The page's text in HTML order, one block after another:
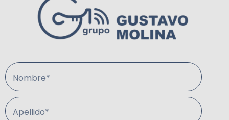
Nombre*
Apellido*